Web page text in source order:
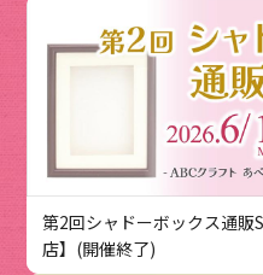
第2回シャドーボックス通
店】(開催終了)